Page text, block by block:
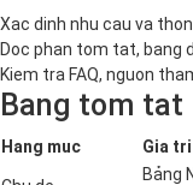
Xac dinh nhu cau va
Doc phan tom tat, bang
Kiem tra FAQ, nguon
Bang tom tat
Hang muc Gia tri
Bảng